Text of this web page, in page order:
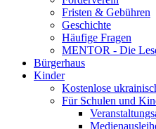
Fristen & Gebühren
Geschichte
Häufige Fragen
MENTOR - Die
Bürgerhaus
Kinder
Kostenlose
Für Schulen und